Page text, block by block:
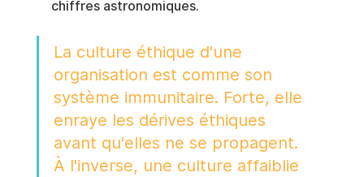
chiffres astronomiques.
La culture éthique d'une
organisation est comme son
système immunitaire. Forte, elle
enraye les dérives éthiques
avant qu'elles ne se propagent.
À l'inverse, une culture affaiblie